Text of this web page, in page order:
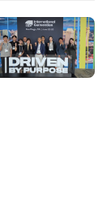
위
위
환